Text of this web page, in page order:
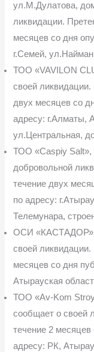
ул.М.Дулатова,
ликвидации.
месяцев со дня
г.Семей,
ТОО «VAVILON
своей
двух месяцев со
адресу: г.Алматы,
ул.Центральная,
ТОО «Caspiy Salt»,
добровольной
течение двух
по адресу:
Телемунара,
ОСИ «КАСТАДОР»,
своей
месяцев со дня
Атыра­уская
ТОО «Av-Kom
сообщает о своей
течение 2
адресу: РК,